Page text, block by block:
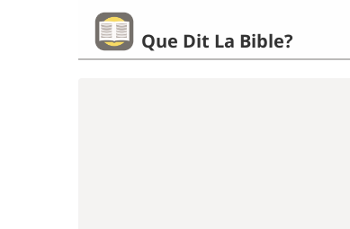
Que Dit La Bible?